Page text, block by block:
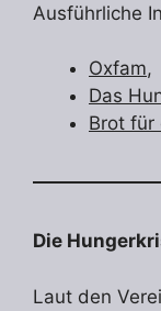
Ausführliche
Oxfam,
Das
Brot für
Die
Laut den